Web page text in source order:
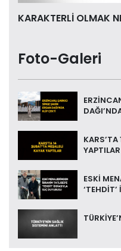
KARAKTERLİ OLMAK
Foto-Galeri
KARS’TA
YAPTILAR
ESKİ